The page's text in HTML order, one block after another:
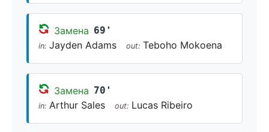
Замена 69'
in: Jayden Adams out: Teboho Mokoena
Замена 70'
in: Arthur Sales out: Lucas Ribeiro